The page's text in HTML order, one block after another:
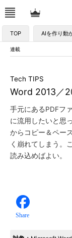
TOP AIを作り動
連載
Word 2013／
Tech TIPS
手元にあるPDFフ
に流用したいと思
からコピー＆ペー
く崩れてしまう。
読み込めばよい。
Share